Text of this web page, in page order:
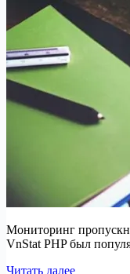
Мониторинг
VnStat PHP был
Читать далее5